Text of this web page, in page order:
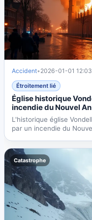
Accident• 2026-01-01 12:03
Étroitement lié
Église historique
incendie du Nouvel An
L'historique église
par un incendie du
Catastrophe